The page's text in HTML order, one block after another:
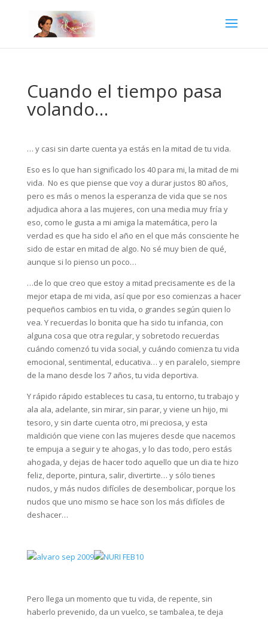
Cuando el tiempo pasa
volando…
… y casi sin darte cuenta ya estás en la mitad de tu vida.
Eso es lo que han significado los 40 para mi, la mitad de mi
vida. No es que piense que voy a durar justos 80 años,
pero es más o menos la esperanza de vida que se nos
adjudica ahora a las mujeres, con una media muy fría y
eso, como le gusta a mi amiga la matemática, pero la
verdad es que ha sido el año en el que más consciente he
sido de estar en mitad de algo. No sé muy bien de qué,
aunque si lo pienso un poco…
…de lo que creo que estoy a mitad precisamente es de la
mejor etapa de mi vida, así que por eso comienzas a hacer
pequeños cambios en tu vida, o grandes según quien lo
vea. Y recuerdas lo bonita que ha sido tu infancia, con
alguna cosa que otra regular, y sobretodo recuerdas
cuándo comenzó tu vida social, y cuándo comienza tu vida
emocional, sentimental, educativa… y en paralelo, siempre
de la mano desde los 7 años, tu vida deportiva.
Y rápido rápido estableces tu casa, tu entorno, tu trabajo y
ala ala, adelante, sin mirar, sin parar, y viene un hijo, mi
tesoro, y sin darte cuenta otro, mi preciosa, y esta
maldición que viene con las mujeres desde que nacemos
te empuja a seguir y te ahogas, y lo das todo, pero estás
ahogada, y dejas de hacer todo aquello que un dia te hizo
feliz, deporte, pintura, salir, divertirte… y sólo tienes
nudos, y más nudos difíciles de desembolicar, porque los
nudos que uno mismo se hace son los más difíciles de
deshacer…
Pero llega un momento que tu vida, de repente, sin
haberlo prevenido, da un vuelco, se tambalea, te deja